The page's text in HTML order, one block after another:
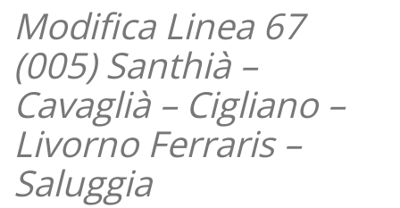
Modifica Linea 67
(005) Santhià –
Cavaglià – Cigliano –
Livorno Ferraris –
Saluggia